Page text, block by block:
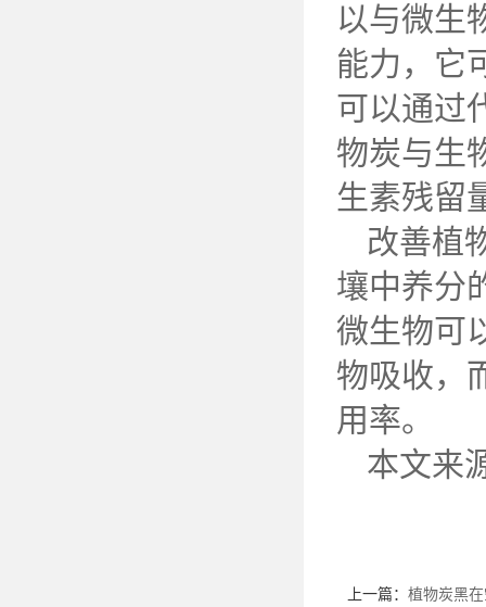
以与微生
能力，它
可以通过
物炭与生
生素残留
改善植
壤中养分
微生物可
物吸收，
用率。
本文来
上一篇： 植物炭黑